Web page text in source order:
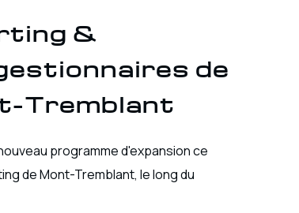
&
de
Tremblant
programme d'expansion ce
de Mont-Tremblant, le long du